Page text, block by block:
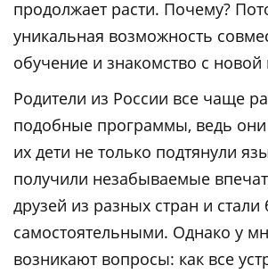
продолжает расти. Почему?
уникальная возможность
обучение и знакомство с новой
Родители из России все чаще
подобные программы, ведь они
их дети не только подтянули
получили незабываемые
друзей из разных стран и стали
самостоятельными. Однако у
возникают вопросы: как все